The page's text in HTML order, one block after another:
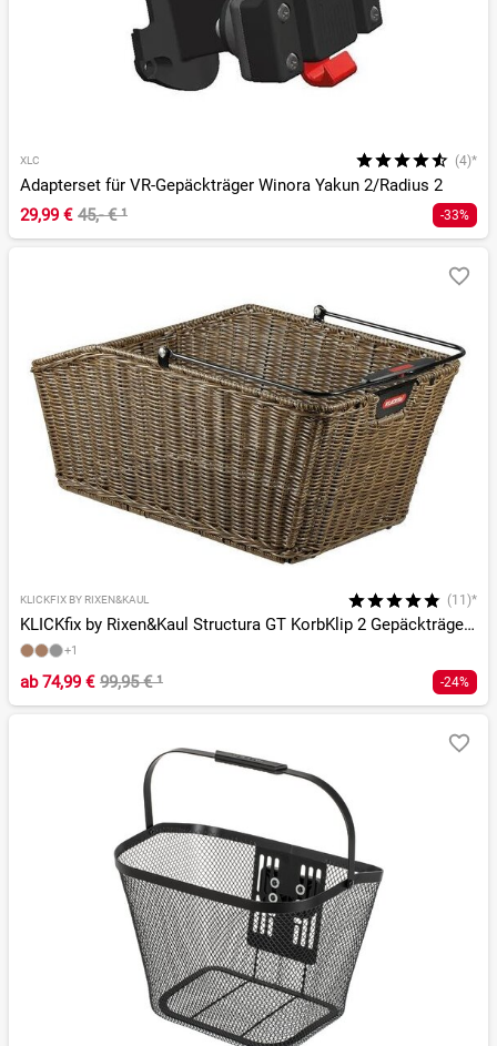
XLC (4)*
Adapterset für VR-Gepäckträger Winora Yakun 2/Radius 2
29,99 € 45,- €¹ -33%
KLICKFIX BY RIXEN&KAUL (11)*
KLICKfix by Rixen&Kaul Structura GT KorbKlip 2 Gepäckträgerkorb
+1
ab74,99 € 99,95 €¹ -24%